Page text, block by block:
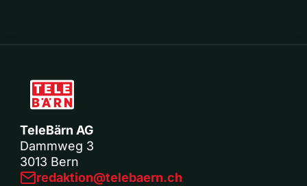
TeleBärn AG
Dammweg 3
3013 Bern
redaktion@telebaern.ch